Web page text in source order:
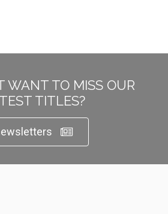
WANT TO MISS OUR
TITLES?